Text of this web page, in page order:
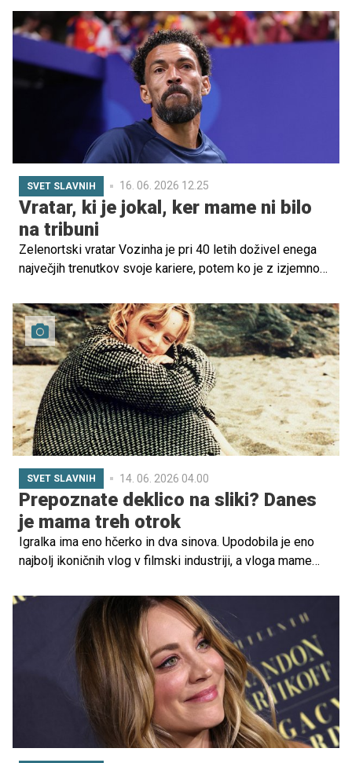
Instagramu, v katerem pokaže nosečniški trebušček in se
nasmehne pred kamero. Video je hitro obšel svet, saj gre
za eno najbolj odmevnih zvezdniških nosečnosti tega
poletja.
SVET SLAVNIH 16. 06. 2026 12.25
Vratar, ki je jokal, ker mame ni bilo
na tribuni
Zelenortski vratar Vozinha je pri 40 letih doživel enega
največjih trenutkov svoje kariere, potem ko je z izjemno
zgodovinskega remija 0:0 proti Španiji na njihovem prvem
nastopu na svetovnem prvenstvu.
SVET SLAVNIH 14. 06. 2026 04.00
Prepoznate deklico na sliki? Danes
je mama treh otrok
Igralka ima eno hčerko in dva sinova. Upodobila je eno
najbolj ikoničnih vlog v filmski industriji, a vloga mame